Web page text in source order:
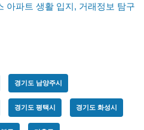
아파트 생활 입지, 거래정보 탐구
경기도 남양주시
경기도 평택시 경기도 화성시